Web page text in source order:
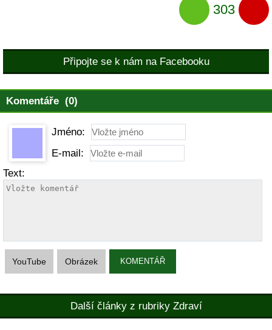
303
Připojte se k nám na Facebooku
Komentáře (0)
Jméno:
E-mail:
Text:
YouTube Obrázek KOMENTÁŘ
Další články z rubriky Zdraví